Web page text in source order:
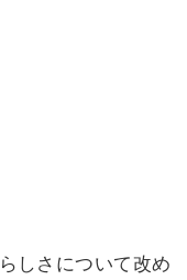
しさについて改め